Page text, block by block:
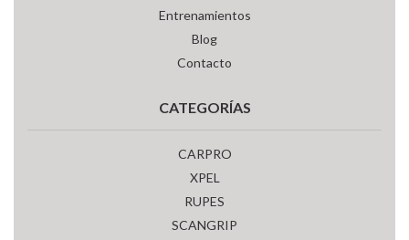
Entrenamientos
Blog
Contacto
CATEGORÍAS
CARPRO
XPEL
RUPES
SCANGRIP